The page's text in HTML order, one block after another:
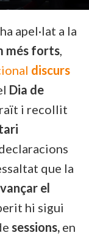
apel·lat a la
més forts,
discurs
Dia de
i recollit
que la
el
hi sigui
sessions, en